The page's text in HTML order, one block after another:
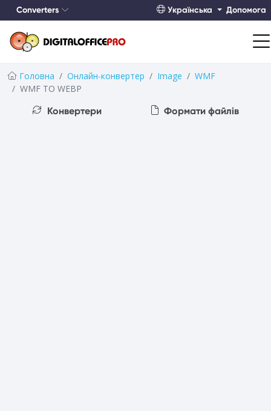
Converters Українська Допомога
Головна Онлайн-конвертер Image
WMF
WMF TO WEBP
Конвертери
Формати файлів